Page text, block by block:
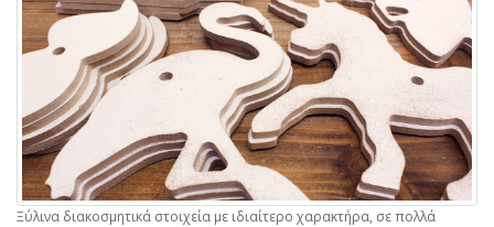
Ξύλινα διακοσμητικά στοιχεία με ιδιαίτερο χαρακτήρα, σε πολλά